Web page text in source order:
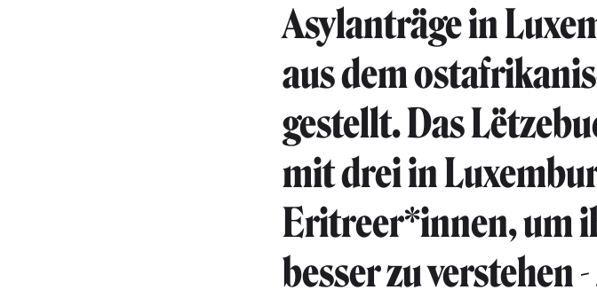
Asylanträge in
aus dem
gestellt. Das
mit drei in
Eritreer*innen, um
besser zu verstehen